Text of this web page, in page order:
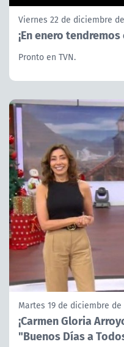
Viernes 22 de diciembre
¡En enero
Pronto en TVN.
Martes 19 de diciembre de
¡Carmen Gloria
"Buenos Días a